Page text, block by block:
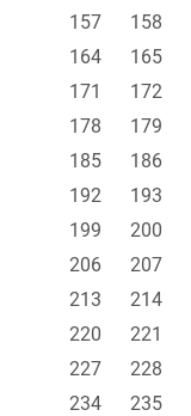
157
158
164
165
171
172
178
179
185
186
192
193
199
200
206
207
213
214
220
221
227
228
234
235